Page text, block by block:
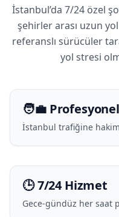
İstanbul’da 7/24 özel
şehirler arası uzun
referanslı sürücüler
yol stresi
🧑‍💼
İstanbul trafiğine
🕒 7/24 Hizmet
Gece-gündüz her saat